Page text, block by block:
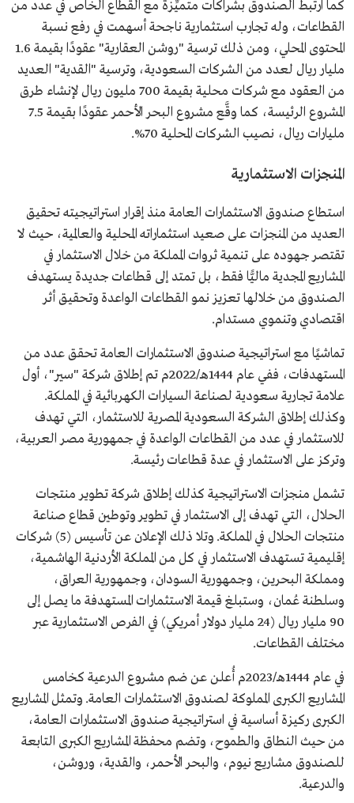
كما ارتبط الصندوق بشراكات متميِّزة مع القطاع الخاص في عدد من
القطاعات، وله تجارب استثمارية ناجحة أسهمت في رفع نسبة
المحتوى المحلي، ومن ذلك ترسية "روشن العقارية" عقودًا بقيمة 1.6
مليار ريال لعدد من الشركات السعودية، وترسية "القدية" العديد
من العقود مع شركات محلية بقيمة 700 مليون ريال لإنشاء طرق
المشروع الرئيسة، كما وقَّع مشروع البحر الأحمر عقودًا بقيمة 7.5
مليارات ريال، نصيب الشركات المحلية 70%.
المنجزات الاستثمارية
استطاع صندوق الاستثمارات العامة منذ إقرار استراتيجيته تحقيق
العديد من المنجزات على صعيد استثماراته المحلية والعالمية، حيث لا
تقتصر جهوده على تنمية ثروات المملكة من خلال الاستثمار في
المشاريع المجدية ماليًّا فقط، بل تمتد إلى قطاعات جديدة يستهدف
الصندوق من خلالها تعزيز نمو القطاعات الواعدة وتحقيق أثر
اقتصادي وتنموي مستدام.
تماشيًا مع استراتيجية صندوق الاستثمارات العامة تحقق عدد من
المستهدفات، ففي عام 1444هـ/2022م تم إطلاق شركة "سير"، أول
علامة تجارية سعودية لصناعة السيارات الكهربائية في المملكة.
وكذلك إطلاق الشركة السعودية المصرية للاستثمار، التي تهدف
للاستثمار في عدد من القطاعات الواعدة في جمهورية مصر العربية،
وتركز على الاستثمار في عدة قطاعات رئيسة.
تشمل منجزات الاستراتيجية كذلك إطلاق شركة تطوير منتجات
الحلال، التي تهدف إلى الاستثمار في تطوير وتوطين قطاع صناعة
منتجات الحلال في المملكة. وتلا ذلك الإعلان عن تأسيس (5) شركات
إقليمية تستهدف الاستثمار في كل من المملكة الأردنية الهاشمية،
ومملكة البحرين، وجمهورية السودان، وجمهورية العراق،
وسلطنة عُمان، وستبلغ قيمة الاستثمارات المستهدفة ما يصل إلى
90 مليار ريال (24 مليار دولار أمريكي) في الفرص الاستثمارية عبر
مختلف القطاعات.
في عام 1444هـ/2023م أُعلن عن ضم مشروع الدرعية كخامس
المشاريع الكبرى المملوكة لصندوق الاستثمارات العامة. وتمثل المشاريع
الكبرى ركيزة أساسية في استراتيجية صندوق الاستثمارات العامة،
من حيث النطاق والطموح، وتضم محفظة المشاريع الكبرى التابعة
للصندوق مشاريع نيوم، والبحر الأحمر، والقدية، وروشن،
والدرعية.